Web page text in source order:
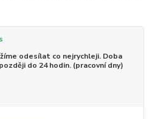
odesílat co nejrychleji. Doba
do 24 hodin. (pracovní dny)